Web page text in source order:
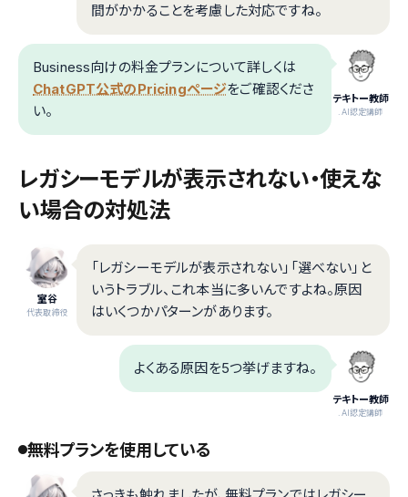
間がかかることを考慮した対応ですね。
テキトー教師
.AI認定講師
Business向けの料金プランについて詳しくは
ChatGPT公式のPricingページをご確認くださ
い。
レガシーモデルが表示されない・使えな
い場合の対処法
室谷
代表取締役
「レガシーモデルが表示されない」「選べない」と
いうトラブル、これ本当に多いんですよね。原因
はいくつかパターンがあります。
テキトー教師
.AI認定講師
よくある原因を5つ挙げますね。
無料プランを使用している